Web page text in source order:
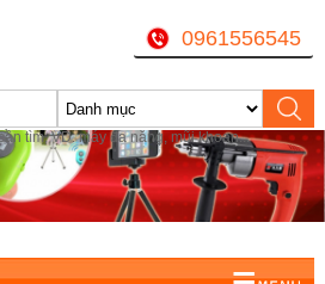
tìm, VD: máy đa năng, mũi khoan...
0961556545